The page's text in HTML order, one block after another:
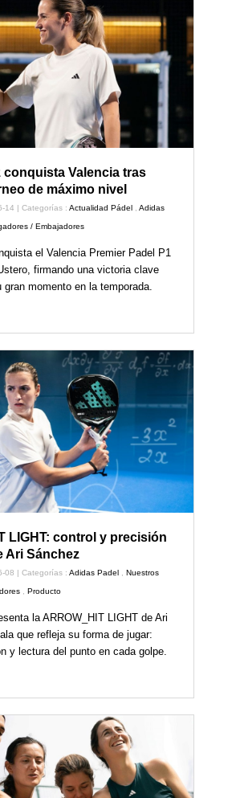
conquista Valencia tras
de máximo nivel
14 | Categorías :Actualidad Pádel ,Adidas
/ Embajadores
el Valencia Premier Padel P1
firmando una victoria clave
gran momento en la temporada.
LIGHT: control y precisión
Ari Sánchez
08 | Categorías :Adidas Padel ,Nuestros
,Producto
la ARROW_HIT LIGHT de Ari
que refleja su forma de jugar:
y lectura del punto en cada golpe.